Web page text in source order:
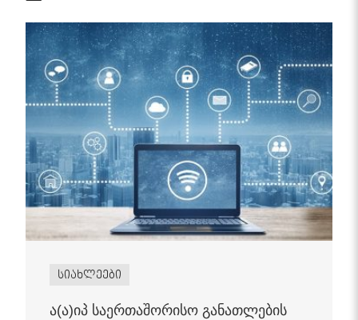
სიახლეები
ა(ა)იპ საერთაშორისო განათლების